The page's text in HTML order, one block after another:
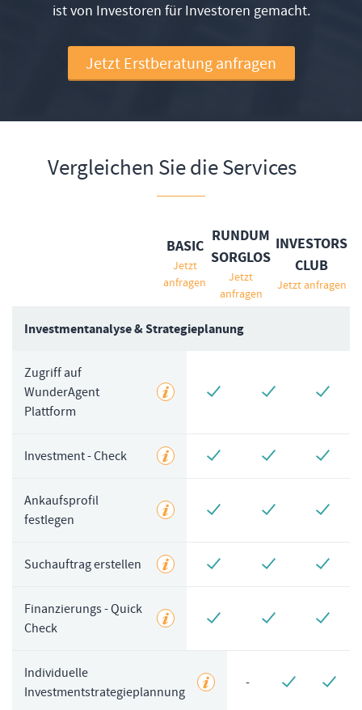
ist von Investoren für Investoren gemacht.
Jetzt Erstberatung anfragen
Vergleichen Sie die Services
BASIC
Jetzt
anfragen
RUNDUM
SORGLOS
Jetzt
anfragen
INVESTORS
CLUB
Jetzt anfragen
Investmentanalyse & Strategieplanung
Zugriff auf
WunderAgent
Plattform
Investment - Check
Ankaufsprofil
festlegen
Suchauftrag erstellen
Finanzierungs - Quick
Check
Individuelle
Investmentstrategieplannung
-